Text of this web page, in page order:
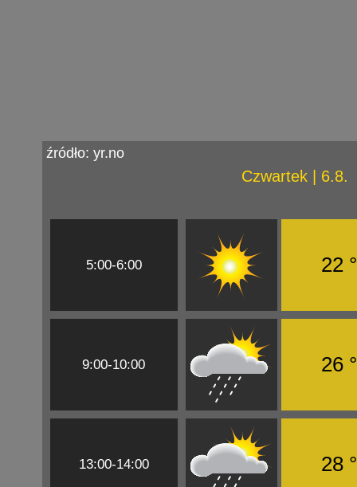
źródło: yr.no
Czwartek | 6.8.
5:00-6:00 22
9:00-10:00 26
13:00-14:00 28